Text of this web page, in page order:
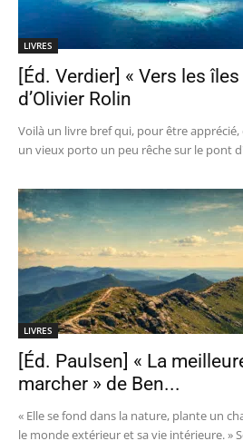
LIVRES
[Éd. Verdier] « Vers les
d’Olivier Rolin
Voilà un livre bref qui, pour être
un vieux porto un peu rêche sur le pont
LIVRES
[Éd. Paulsen] « La
marcher » de Ben...
« Elle se fond dans la nature, plante un
le monde extérieur et sa vie intérieure. »